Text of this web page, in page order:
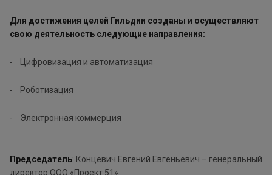
Для достижения целей Гильдии созданы и осуществляют
свою деятельность следующие направления:
- Цифровизация и автоматизация
- Роботизация
- Электронная коммерция
Председатель: Концевич Евгений Евгеньевич – генеральный
директор ООО «Проект 51»